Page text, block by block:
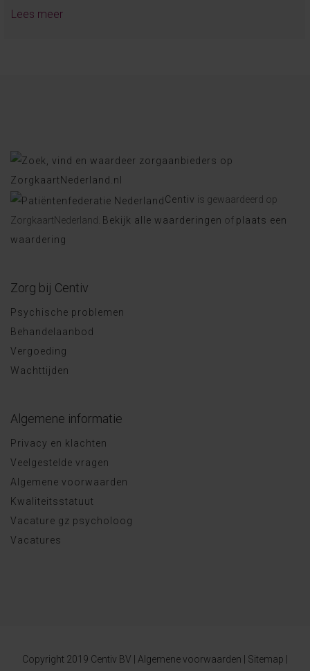
Lees meer
Centiv is gewaardeerd op
ZorgkaartNederland.
Bekijk alle waarderingen of plaats een
waardering
Zorg bij Centiv
Psychische problemen
Behandelaanbod
Vergoeding
Wachttijden
Algemene informatie
Privacy en klachten
Veelgestelde vragen
Algemene voorwaarden
Kwaliteitsstatuut
Vacature gz psycholoog
Vacatures
Copyright 2019 Centiv BV | Algemene voorwaarden Sitemap